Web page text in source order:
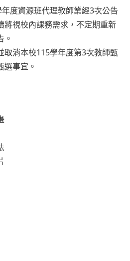
年度資源班代理教師業經3次公告
將視校內課務需求，不定期重新
。
取消本校115學年度第3次教師甄
選事宜。